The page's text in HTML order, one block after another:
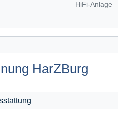
HiFi-Anlage
HarZBurg